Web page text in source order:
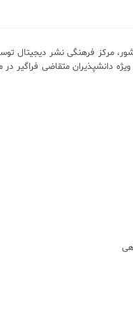
مرکز فرهنگی نشر دیجیتال
دانشپذیران متقاضی فراگیر